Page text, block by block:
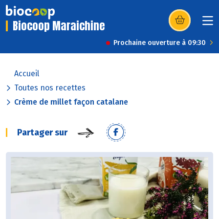
Biocoop Maraichine (s’ouvre dans
Prochaine ouverture à 09:30
Accueil
Toutes nos recettes
Crème de millet façon catalane
Partager sur